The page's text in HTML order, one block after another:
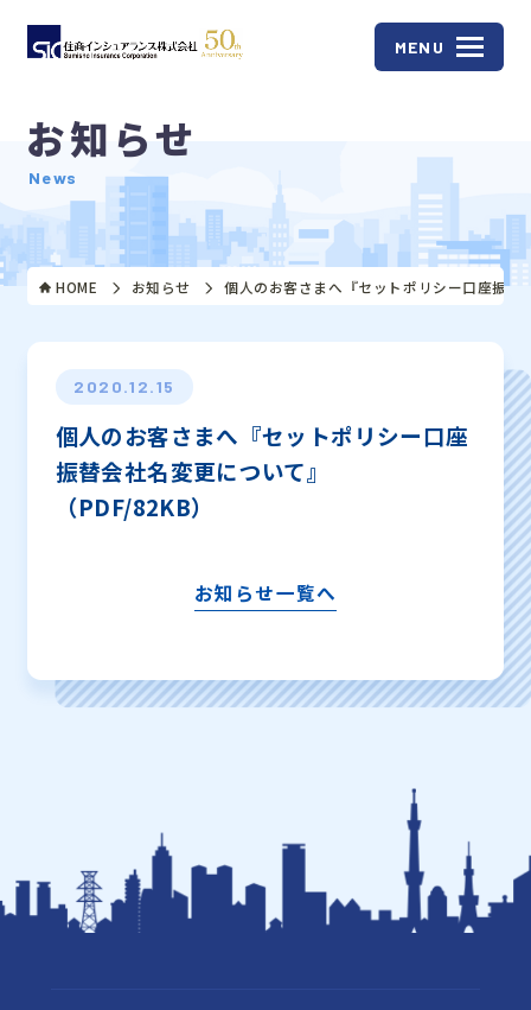
MENU
お知らせ
News
HOME お知らせ 個人のお客さまへ『セットポリシー口座振
2020.12.15
個人のお客さまへ『セットポリシー口座
振替会社名変更について』
（PDF/82KB）
お知らせ一覧へ